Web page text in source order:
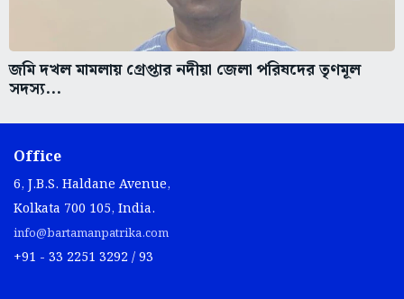
জমি দখল মামলায় গ্রেপ্তার নদীয়া জেলা পরিষদের তৃণমূল
সদস্য...
Office
6, J.B.S. Haldane Avenue,
Kolkata 700 105, India.
info@bartamanpatrika.com
+91 - 33 2251 3292 / 93